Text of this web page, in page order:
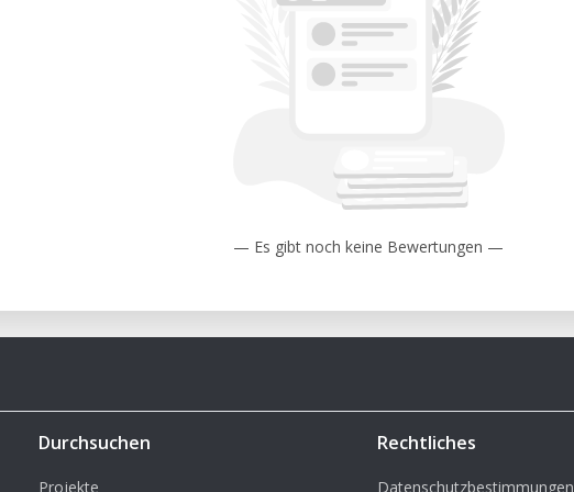
: Jusqu'à 100 micromètres (0,1 mm par
: Sans chauffage, optimisée pour PLA
et carte SD
: MakerBot Desktop, compatible avec d'autres
: 490 x 320 x 530 mm
— Es gibt noch keine Bewertungen —
Durchsuchen
Projekte
Rechtliches
Datenschutzbestimmungen